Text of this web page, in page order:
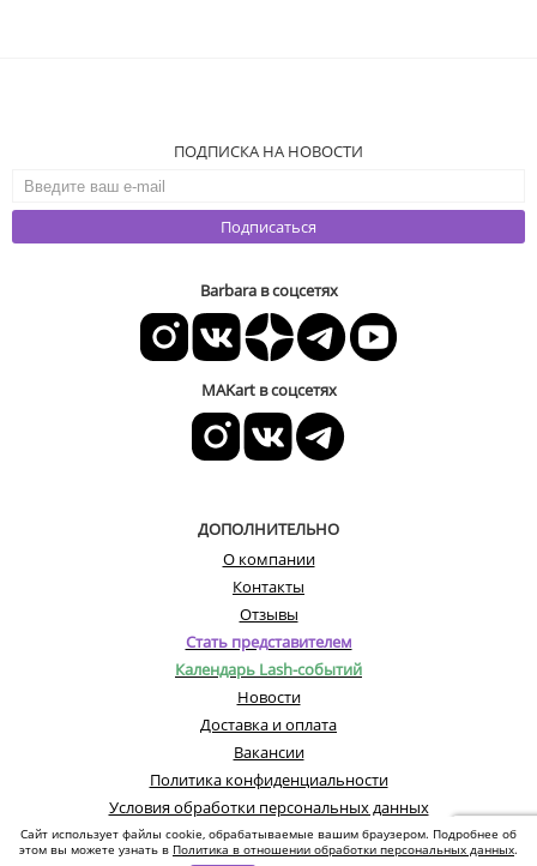
ПОДПИСКА НА НОВОСТИ
Подписаться
Barbara в соцсетях
MAKart в соцсетях
ДОПОЛНИТЕЛЬНО
О компании
Контакты
Отзывы
Стать представителем
Календарь Lash-событий
Новости
Доставка и оплата
Вакансии
Политика конфиденциальности
Условия обработки персональных данных
Сайт использует файлы cookie, обрабатываемые вашим браузером. Подробнее об
этом вы можете узнать в Политика в отношении обработки персональных данных.